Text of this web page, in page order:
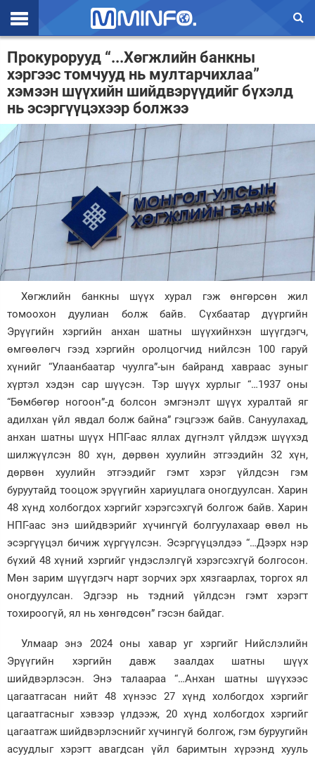
Эхлэл
Цаг агаар
Валют ханш
Улс төр
Эдийн засаг
Үзэл бодол
Спорт
Нийгэм
Дэлхий
Зурхай
Прокурорууд “...Хөгжлийн банкны
хэргээс томчууд нь мултарчихлаа”
хэмээн шүүхийн шийдвэрүүдийг бүхэлд
нь эсэргүүцэхээр болжээ
Хөгжлийн банкны шүүх хурал гэж өнгөрсөн жил
томоохон дуулиан болж байв. Сүхбаатар дүүргийн
Эрүүгийн хэргийн анхан шатны шүүхийнхэн шүүгдэгч,
өмгөөлөгч гээд хэргийн оролцогчид нийлсэн 100 гаруй
хүнийг “Улаанбаатар чуулга”-ын байранд хавраас зуныг
хүртэл хэдэн сар шүүсэн. Тэр шүүх хурлыг “…1937 оны
“Бөмбөгөр ногоон”-д болсон эмгэнэлт шүүх хуралтай яг
адилхан үйл явдал болж байна” гэцгээж байв. Сануулахад,
анхан шатны шүүх НПГ-аас яллах дүгнэлт үйлдэж шүүхэд
шилжүүлсэн 80 хүн, дөрвөн хуулийн этгээдийн 32 хүн,
дөрвөн хуулийн этгээдийг гэмт хэрэг үйлдсэн гэм
буруутайд тооцож эрүүгийн хариуцлага оногдуулсан. Харин
48 хүнд холбогдох хэргийг хэрэгсэхгүй болгож байв. Харин
НПГ-аас энэ шийдвэрийг хүчингүй болгуулахаар өвөл нь
эсэргүүцэл бичиж хүргүүлсэн. Эсэргүүцэлдээ “…Дээрх нэр
бүхий 48 хүний хэргийг үндэслэлгүй хэрэгсэхгүй болгосон.
Мөн зарим шүүгдэгч нарт зорчих эрх хязгаарлах, торгох ял
оногдуулсан. Эдгээр нь тэдний үйлдсэн гэмт хэрэгт
тохироогүй, ял нь хөнгөдсөн” гэсэн байдаг.
Улмаар энэ 2024 оны хавар уг хэргийг Нийслэлийн
Эрүүгийн хэргийн давж заалдах шатны шүүх
шийдвэрлэсэн. Энэ талаараа “…Анхан шатны шүүхээс
цагаатгасан нийт 48 хүнээс 27 хүнд холбогдох хэргийг
цагаатгасныг хэвээр үлдээж, 20 хүнд холбогдох хэргийг
цагаатгаж шийдвэрлэснийг хүчингүй болгож, гэм буруугийн
асуудлыг хэрэгт авагдсан үйл баримтын хүрээнд хууль